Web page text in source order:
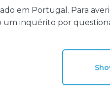
em Portugal. Para
um inquérito por